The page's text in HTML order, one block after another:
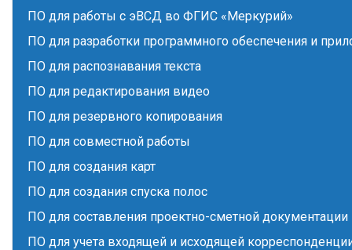
ПО для работы с эВСД во ФГИС «Меркурий»
ПО для разработки программного обеспечения и
ПО для распознавания текста
ПО для редактирования видео
ПО для резервного копирования
ПО для совместной работы
ПО для создания карт
ПО для создания спуска полос
ПО для составления проектно-сметной документации
ПО для учета входящей и исходящей